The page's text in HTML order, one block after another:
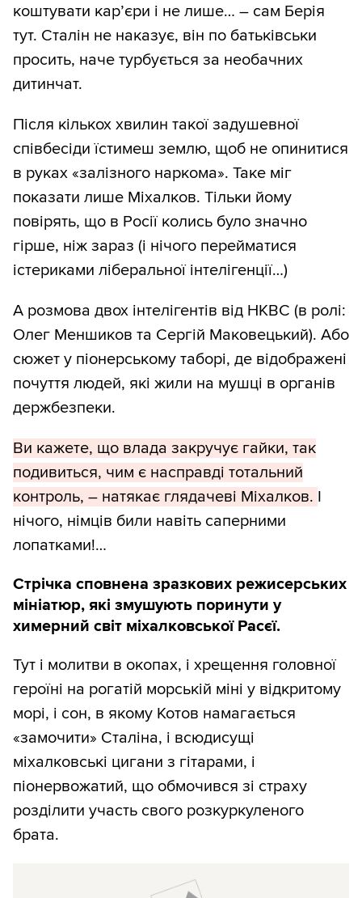
коштувати кар’єри і не лише… – сам Берія
тут. Сталін не наказує, він по батьківськи
просить, наче турбується за необачних
дитинчат.
Після кількох хвилин такої задушевної
співбесіди їстимеш землю, щоб не опинитися
в руках «залізного наркома». Таке міг
показати лише Міхалков. Тільки йому
повірять, що в Росії колись було значно
гірше, ніж зараз (і нічого перейматися
істериками ліберальної інтелігенції…)
А розмова двох інтелігентів від НКВС (в ролі:
Олег Меншиков та Сергій Маковецький). Або
сюжет у піонерському таборі, де відображені
почуття людей, які жили на мушці в органів
держбезпеки.
Ви кажете, що влада закручує гайки, так
подивиться, чим є насправді тотальний
контроль, – натякає глядачеві Міхалков. І
нічого, німців били навіть саперними
лопатками!…
Стрічка сповнена зразкових режисерських
мініатюр, які змушують поринути у
химерний світ міхалковської Расєї.
Тут і молитви в окопах, і хрещення головної
героїні на рогатій морській міні у відкритому
морі, і сон, в якому Котов намагається
«замочити» Сталіна, і всюдисущі
міхалковські цигани з гітарами, і
піонервожатий, що обмочився зі страху
розділити участь свого розкуркуленого
брата.